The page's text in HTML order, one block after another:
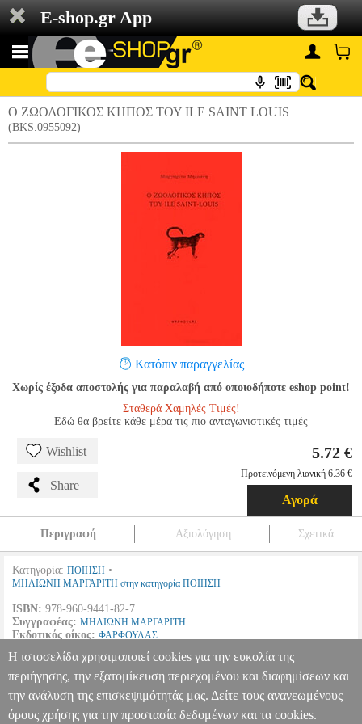
E-shop.gr App
Ο ΖΩΟΛΟΓΙΚΟΣ ΚΗΠΟΣ ΤΟΥ ILE SAINT LOUIS
(BKS.0955092)
Κατόπιν παραγγελίας
Χωρίς έξοδα αποστολής για παραλαβή από οποιοδήποτε eshop point!
Σταθερά Χαμηλές Τιμές!
Εδώ θα βρείτε κάθε μέρα τις πιο ανταγωνιστικές τιμές
Wishlist
Share
5.72 €
Προτεινόμενη λιανική 6.36 €
Αγορά
Περιγραφή Αξιολόγηση Σχετικά
Κατηγορία: ΠΟΙΗΣΗ •
ΜΗΛΙΩΝΗ ΜΑΡΓΑΡΙΤΗ στην κατηγορία ΠΟΙΗΣΗ
ISBN: 978-960-9441-82-7
Συγγραφέας: ΜΗΛΙΩΝΗ ΜΑΡΓΑΡΙΤΗ
Εκδοτικός οίκος: ΦΑΡΦΟΥΛΑΣ
Διαστάσεις:14Χ21
Ημερομηνία Έκδοσης: Δεκέμβριος 2016
Ο ΖΩΟΛΟΓΙΚΟΣ ΚΗΠΟΣ ΤΟΥ ILE SAINT LOUIS BKS.0955092
BKS.0955092 ΜΗΛΙΩΝΗ ΜΑΡΓΑΡΙΤΗ ΜΗΛΙΩΝΗ ΜΑΡΓΑΡΙΤΗ
Η ιστοσελίδα χρησιμοποιεί cookies για την ευκολία της
περιήγησης, την εξατομίκευση περιεχομένου και διαφημίσεων και
την ανάλυση της επισκεψιμότητάς μας. Δείτε τους ανανεωμένους
όρους χρήσης για την προστασία δεδομένων και τα cookies.